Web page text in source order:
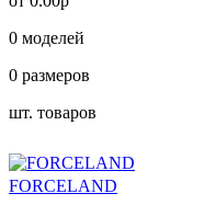
0 моделей
0 размеров
шт. товаров
FORCELAND